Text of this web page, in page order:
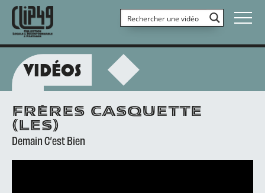
VIDÉOS
FRÈRES CASQUETTE
(LES)
Demain C’est Bien